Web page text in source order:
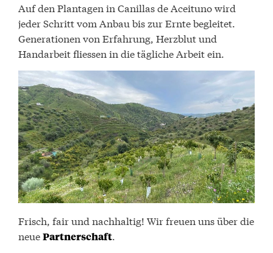
Auf den Plantagen in Canillas de Aceituno wird
jeder Schritt vom Anbau bis zur Ernte begleitet.
Generationen von Erfahrung, Herzblut und
Handarbeit fliessen in die tägliche Arbeit ein.
Frisch, fair und nachhaltig! Wir freuen uns über die
neuePartnerschaft.